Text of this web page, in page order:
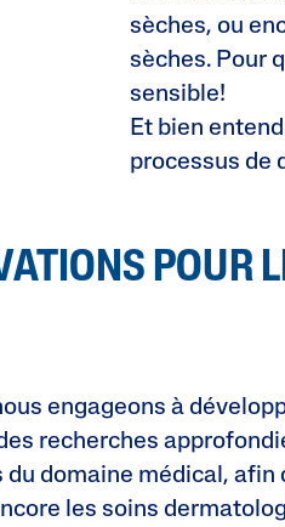
sèches, ou
sèches. Pour
sensible!
Et bien
processus de
POUR
engageons à
recherches
domaine médical, afin
les soins